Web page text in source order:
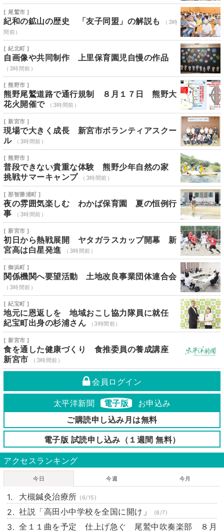
[ 尾鷲市 ]
紀和の鉱山の歴史 「友子同盟」の解説も
（3時
間前）
[ 紀北町 ]
自画像や共同制作 上里保育園児自慢の作品
（3時間前）
[ 熊野市 ]
熊野尾鷲道路で通行規制 ８月１７日 熊野大
花火開催で
（3時間前）
[ 新宮市 ]
現場で大きく成長 新宮市ボランティアスクー
ル
（3時間前）
[ 熊野市 ]
普段できない貴重な体験 熊野少年自然の家
挑戦サマーキャンプ
（3時間前）
[ 那智勝浦町 ]
夜の雰囲気楽しむ わかば保育園 夏の恒例行
事
（3時間前）
[ 新宮市 ]
初日から熱戦展開 ヤタガラスカップ開幕 新
宮高は白星発進
（3時間前）
[ 御浜町 ]
関係機関へ要望活動 土地改良事業団体連合会
（3時間前）
[ 紀宝町 ]
地元に恩返しを 地域おこし協力隊員に就任
紀宝町出身の杉浦さん
（3時間前）
[ 新宮市 ]
食を通した健康づくり 食推委員の養成講座
新宮市
（3時間前）
会員ログイン
太平洋新聞 電子版
お申込み
ご購読申し込み月は無料
電子版 試読申し込み（１週間 無料）
アクセスランキング
今日 今週 今月
大槻鍼灸治療所 (6/15)
社説「高田小中学校を全国に開け」 (8/7)
全１１曲を予定 仕上げ急ぐ 尾鷲中吹奏楽部 ８月